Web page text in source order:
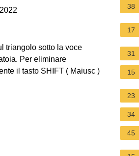
triangolo sotto la voce
Per eliminare
il tasto SHIFT ( Maiusc )
38
17
31
15
23
34
45